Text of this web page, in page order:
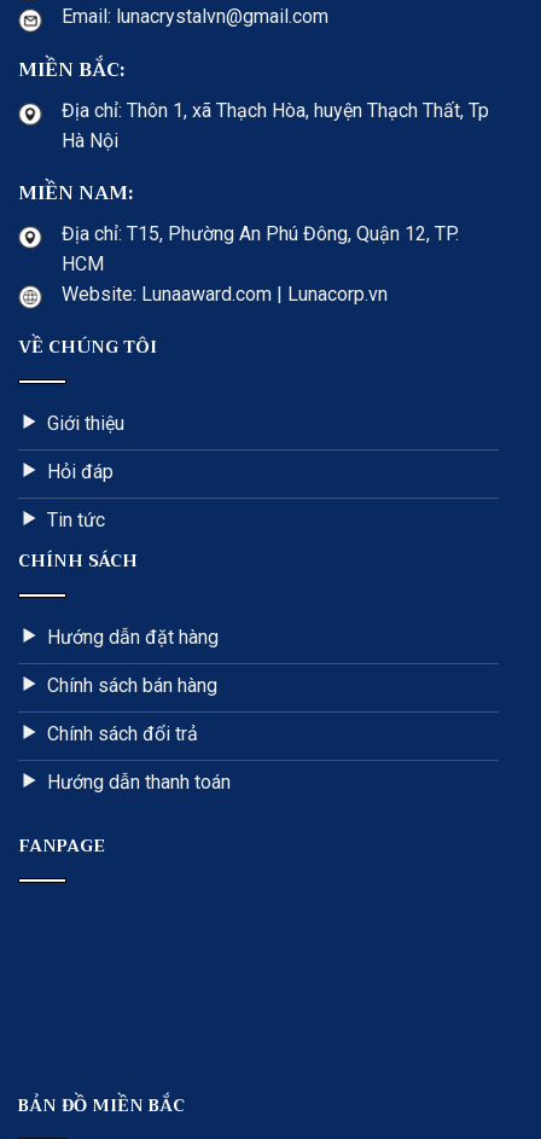
Email: lunacrystalvn@gmail.com
MIỀN BẮC:
Địa chỉ: Thôn 1, xã Thạch Hòa, huyện Thạch Thất, Tp
Hà Nội
MIỀN NAM:
Địa chỉ: T15, Phường An Phú Đông, Quận 12, TP.
HCM
Website: Lunaaward.com | Lunacorp.vn
VỀ CHÚNG TÔI
Giới thiệu
Hỏi đáp
Tin tức
CHÍNH SÁCH
Hướng dẫn đặt hàng
Chính sách bán hàng
Chính sách đổi trả
Hướng dẫn thanh toán
FANPAGE
BẢN ĐỒ MIỀN BẮC